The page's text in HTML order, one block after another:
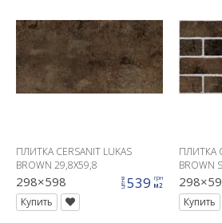
ПЛИТКА CERSANIT LUKAS
BROWN 29,8X59,8
298×598 цена 539 грн
м2
Купить
ПЛИТКА
BROWN
Купить